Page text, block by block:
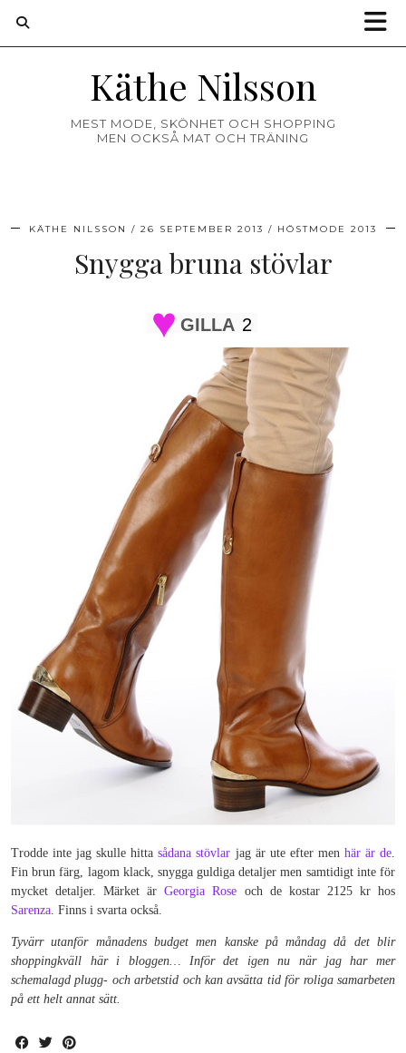
Käthe Nilsson
MEST MODE, SKÖNHET OCH SHOPPING
MEN OCKSÅ MAT OCH TRÄNING
KÄTHE NILSSON 26 SEPTEMBER 2013 HÖSTMODE 2013
Snygga bruna stövlar
GILLA 2
Trodde inte jag skulle hittasådana stövlar jag är ute efter men här är de.
Fin brun färg, lagom klack, snygga guldiga detaljer men samtidigt inte för
mycket detaljer. Märket ärGeorgia Rose och de kostar 2125 kr hos
Sarenza. Finns i svarta också.
Tyvärr utanför månadens budget men kanske på måndag då det blir
shoppingkväll här i bloggen… Inför det igen nu när jag har mer
schemalagd plugg- och arbetstid och kan avsätta tid för roliga samarbeten
på ett helt annat sätt.